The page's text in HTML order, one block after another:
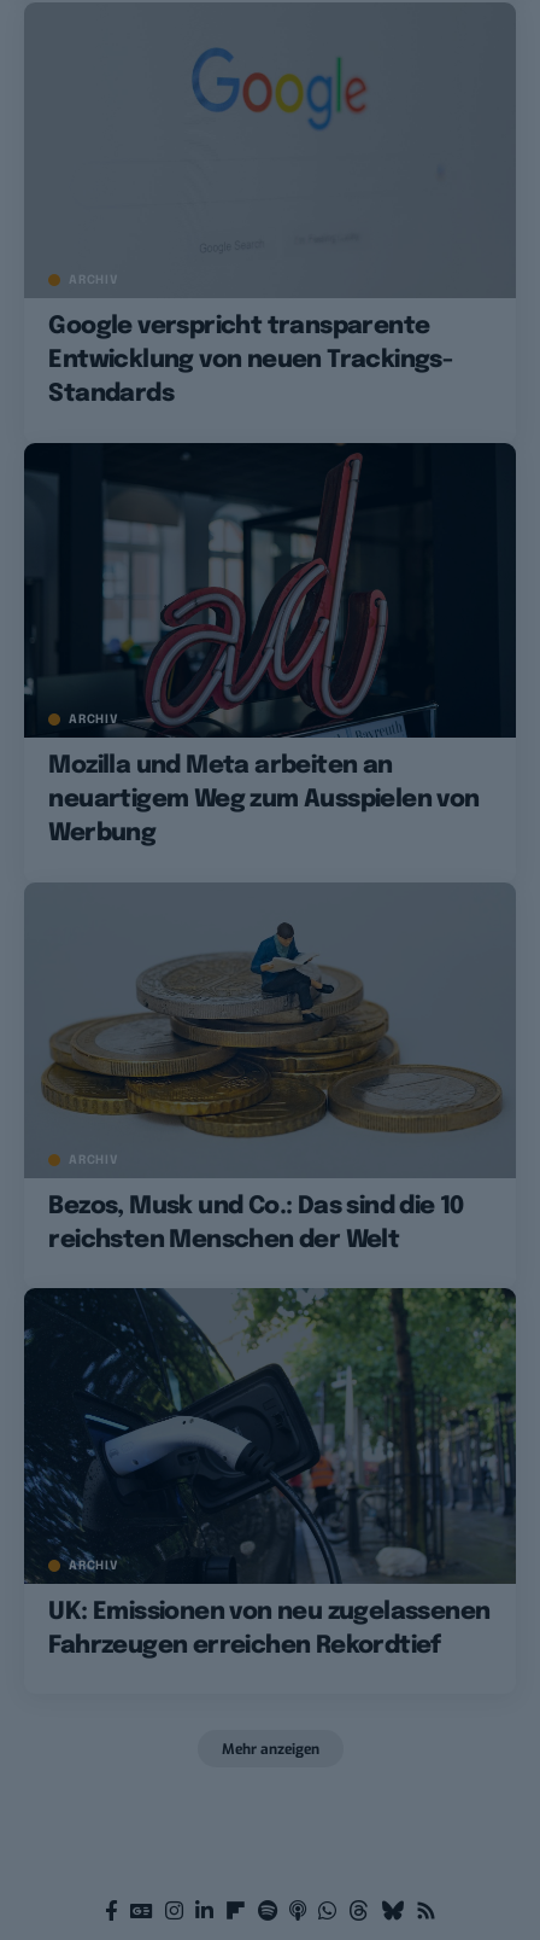
ARCHIV
Google verspricht transparente
Entwicklung von neuen Trackings-
Standards
ARCHIV
Mozilla und Meta arbeiten an
neuartigem Weg zum Ausspielen von
Werbung
ARCHIV
Bezos, Musk und Co.: Das sind die 10
reichsten Menschen der Welt
ARCHIV
UK: Emissionen von neu zugelassenen
Fahrzeugen erreichen Rekordtief
Mehr anzeigen